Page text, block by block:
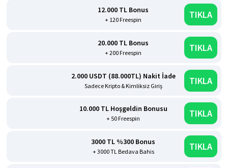
12.000 TL Bonus
+ 120 Freespin TIKLA
20.000 TL Bonus
+ 200 Freespin TIKLA
2.000 USDT (88.000TL) Nakit İade
Sadece Kripto & Kimliksiz Giriş TIKLA
10.000 TL Hoşgeldin Bonusu
+ 50 Freespin TIKLA
3000 TL %300 Bonus
+ 3000 TL Bedava Bahis TIKLA